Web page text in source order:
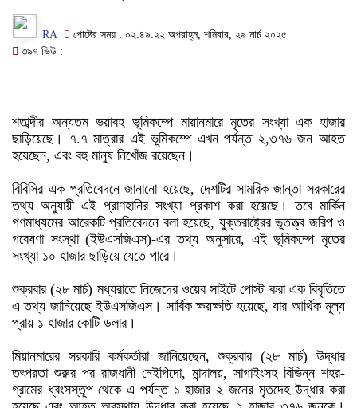
RA
পোষ্টের সময় : ০২:৪৯:২২ অপরাহ্ন, শনিবার, ২৯ মার্চ ২০২৫
৩৯৭ ভিউ :
শতাব্দীর অন্যতম ভয়াবহ ভূমিকম্পে মায়ানমারে মৃতের সংখ্যা এক হাজার
ছাড়িয়েছে। ৭.৭ মাত্রার এই ভূমিকম্পে এখন পর্যন্ত ২,৩৭৬ জন আহত
হয়েছেন, এবং বহু মানুষ নিখোঁজ রয়েছেন।
বিবিসির এক প্রতিবেদনে জানানো হয়েছে, দেশটির সামরিক জান্তা সরকারের
তথ্য অনুযায়ী এই প্রাণহানির সংখ্যা প্রকাশ করা হয়েছে। তবে মার্কিন
গণমাধ্যমের আরেকটি প্রতিবেদনে বলা হয়েছে, যুক্তরাষ্ট্রের ভূতত্ত্ব জরিপ ও
গবেষণা সংস্থা (ইউএসজিএস)-এর তথ্য অনুসারে, এই ভূমিকম্পে মৃতের
সংখ্যা ১০ হাজার ছাড়িয়ে যেতে পারে।
শুক্রবার (২৮ মার্চ) মধ্যরাতে নিজেদের ওয়েব সাইটে পোস্ট করা এক বিবৃতিতে
এ তথ্য জানিয়েছে ইউএসজিএস। সার্বিক ক্ষয়ক্ষতি হয়েছে, যার আর্থিক মূল্য
প্রায় ১ হাজার কোটি ডলার।
মিয়ানমারের সরকারি কর্মকর্তারা জানিয়েছেন, শুক্রবার (২৮ মার্চ) উদ্ধার
তৎপরতা শুরুর পর রাজধানী নেইপিদো, মান্দালয়, সাগাইংসহ বিভিন্ন শহর-
গ্রামের ধ্বংসস্তূপ থেকে এ পর্যন্ত ১ হাজার ২ জনের মৃতদেহ উদ্ধার করা